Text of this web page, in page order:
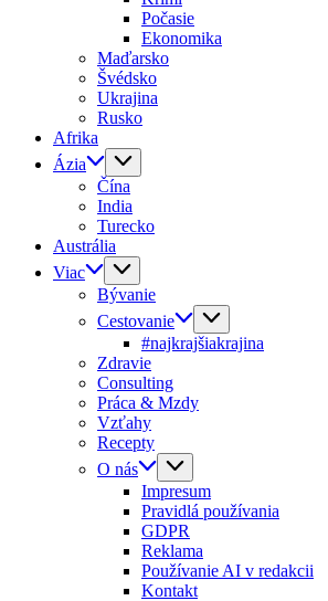
Počasie
Ekonomika
Maďarsko
Švédsko
Ukrajina
Rusko
Afrika
Ázia
Čína
India
Turecko
Austrália
Viac
Bývanie
Cestovanie
#najkrajšiakrajina
Zdravie
Consulting
Práca & Mzdy
Vzťahy
Recepty
O nás
Impresum
Pravidlá používania
GDPR
Reklama
Používanie AI v redakcii
Kontakt